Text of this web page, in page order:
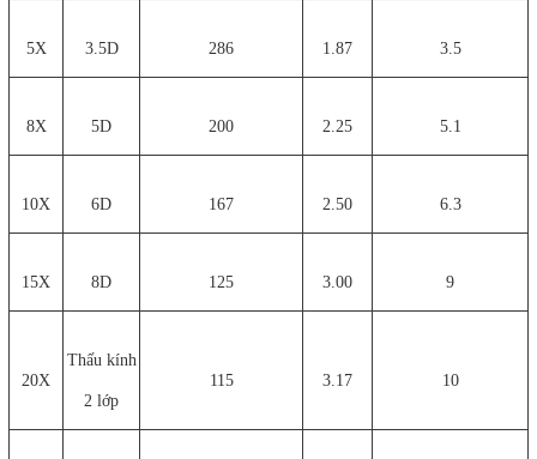
5X 3.5D 286 1.87 3.5
8X 5D 200 2.25 5.1
10X 6D 167 2.50 6.3
15X 8D 125 3.00 9
20X
Thấu kính
2 lớp
115 3.17 10